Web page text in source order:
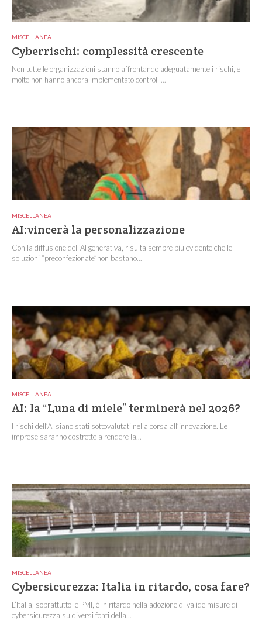
MISCELLANEA
Cyberrischi: complessità crescente
Non tutte le organizzazioni stanno affrontando adeguatamente i rischi, e
molte non hanno ancora implementato controlli...
MISCELLANEA
AI:vincerà la personalizzazione
Con la diffusione dell’AI generativa, risulta sempre più evidente che le
soluzioni “preconfezionate”non bastano...
MISCELLANEA
AI: la “Luna di miele” terminerà nel 2026?
I rischi dell’AI siano stati sottovalutati nella corsa all’innovazione. Le
imprese saranno costrette a rendere la...
MISCELLANEA
Cybersicurezza: Italia in ritardo, cosa fare?
L’Italia, soprattutto le PMI, è in ritardo nella adozione di valide misure di
cybersicurezza su diversi fonti della...